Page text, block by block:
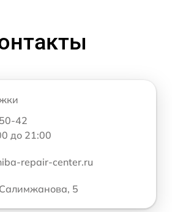
42
до 21:00
repair-center.ru
5